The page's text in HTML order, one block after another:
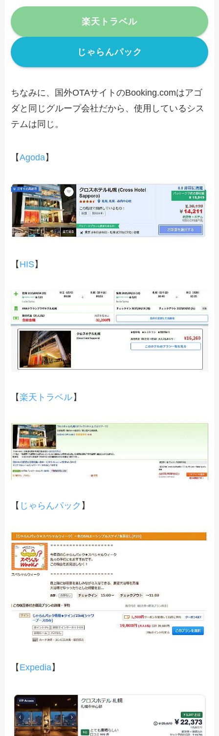
楽天トラベル
じゃらんパック
ちなみに、国外OTAサイトのBooking.comはアゴ
ダと同じグループ会社だから、使用しているシス
テムは同じ。
【Agoda 】
【 HIS】
【楽天トラベル 】
【 じゃらんパック 】
【 Expedia 】